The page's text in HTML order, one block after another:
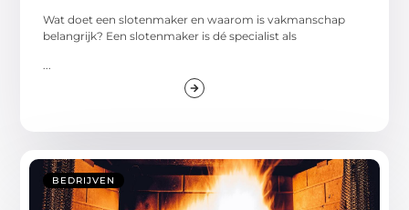
Wat doet een slotenmaker en waarom is vakmanschap
belangrijk? Een slotenmaker is dé specialist als
...
BEDRIJVEN